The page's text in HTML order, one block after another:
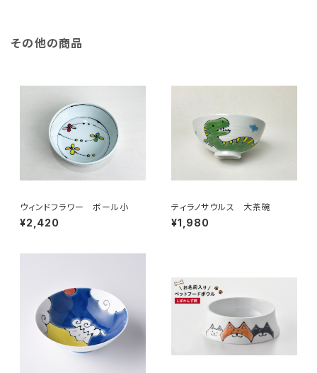
その他の商品
ウィンドフラワー ボール小
¥2,420
ティラノサウルス 大茶碗
¥1,980